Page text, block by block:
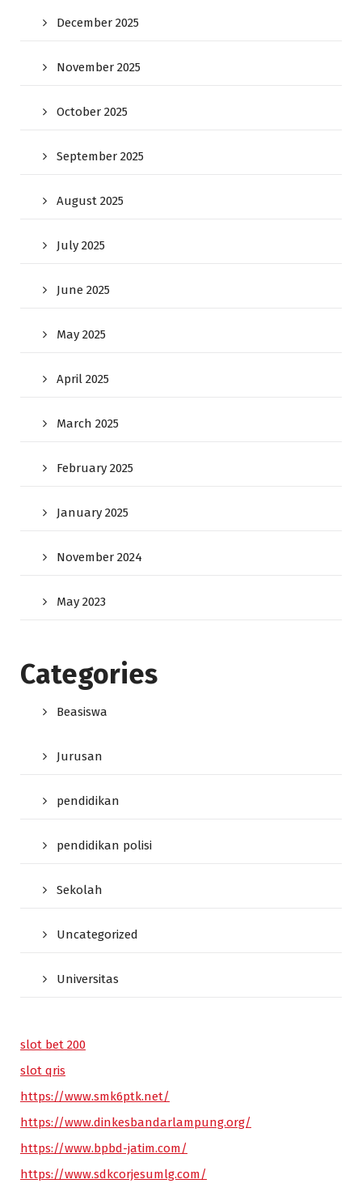
December 2025
November 2025
October 2025
September 2025
August 2025
July 2025
June 2025
May 2025
April 2025
March 2025
February 2025
January 2025
November 2024
May 2023
Categories
Beasiswa
Jurusan
pendidikan
pendidikan polisi
Sekolah
Uncategorized
Universitas
slot bet 200
slot qris
https://www.smk6ptk.net/
https://www.dinkesbandarlampung.org/
https://www.bpbd-jatim.com/
https://www.sdkcorjesumlg.com/